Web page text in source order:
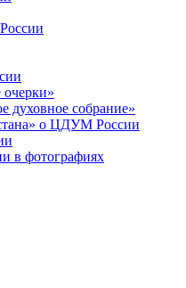
духовное собрание»
о ЦДУМ России
в фотографиях